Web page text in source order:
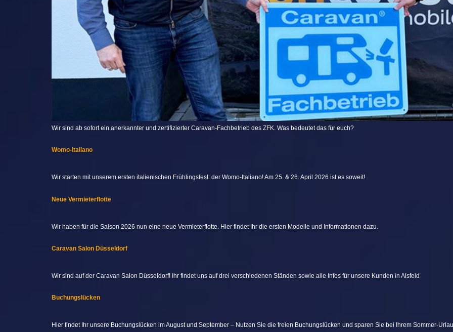
Wir sind ab sofort ein anerkannter und zertifizierter Caravan-Fachbetrieb des ZFK. Was bedeutet das für euch?
Womo-Italiano
Wir starten mit unserem ersten italienischen Frühlingsfest: der Womo-Italiano! Am 25. & 26. April 2026 ist es soweit!
Neue Vermieterflotte
Wir haben für die Saison 2026 nun eine neue Vermieterflotte. Hier findet Ihr die ersten Modelle und Informationen dazu.
Caravan Salon Düsseldorf
Wir sind auf der Caravan Salon Düsseldorf! Ihr findet uns auf drei verschiedenen Ständen sowie alle Infos für unsere Kunden in Alsfeld
Buchungslücken
Hier findet Ihr unsere Buchungslücken im August und September – Nutzen Sie die freien Buchungslücken und sparen Sie bei Ihrem Sommer-